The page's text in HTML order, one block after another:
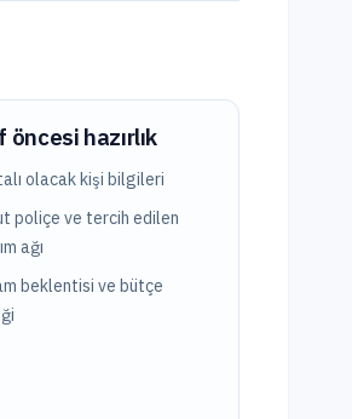
öncesi hazırlık
olacak kişi bilgileri
poliçe ve tercih edilen
ağı
beklentisi ve bütçe